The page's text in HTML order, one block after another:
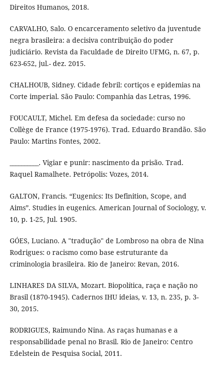
Direitos Humanos, 2018.
CARVALHO, Salo. O encarceramento seletivo da juventude
negra brasileira: a decisiva contribuição do poder
judiciário. Revista da Faculdade de Direito UFMG, n. 67, p.
623-652, jul.- dez. 2015.
CHALHOUB, Sidney. Cidade febril: cortiços e epidemias na
Corte imperial. São Paulo: Companhia das Letras, 1996.
FOUCAULT, Michel. Em defesa da sociedade: curso no
Collège de France (1975-1976). Trad. Eduardo Brandão. São
Paulo: Martins Fontes, 2002.
__________. Vigiar e punir: nascimento da prisão. Trad.
Raquel Ramalhete. Petrópolis: Vozes, 2014.
GALTON, Francis. “Eugenics: Its Definition, Scope, and
Aims”. Studies in eugenics. American Journal of Sociology, v.
10, p. 1-25, Jul. 1905.
GÓES, Luciano. A "tradução" de Lombroso na obra de Nina
Rodrigues: o racismo como base estruturante da
criminologia brasileira. Rio de Janeiro: Revan, 2016.
LINHARES DA SILVA, Mozart. Biopolítica, raça e nação no
Brasil (1870-1945). Cadernos IHU ideias, v. 13, n. 235, p. 3-
30, 2015.
RODRIGUES, Raimundo Nina. As raças humanas e a
responsabilidade penal no Brasil. Rio de Janeiro: Centro
Edelstein de Pesquisa Social, 2011.